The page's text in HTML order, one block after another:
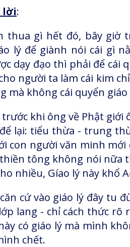
lời:
thua gì hết đó, bây giờ
lý để giành nói cái gì
dạy đạo thì phải để cái
người ta làm cái kim
mà không cái quyển
khi ông về Phật giới
lại: tiểu thừa - trung
con người văn minh
tông không nói nữa
nhiều, Gíao lý này khổ
cứ vào giáo lý đây tu
lang - chỉ cách thức
có giáo lý mà mình
chết.